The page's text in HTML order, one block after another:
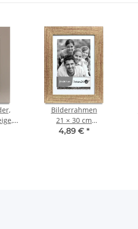
cm
Bilderrahmen
21 × 30 cm
Wandrahmen,
4,89 € *